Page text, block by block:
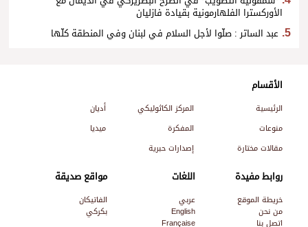
الأوركسترا الفلهارمونية بقيادة فازليان
عبد الساتر : صلّوا لأجل السلام في لبنان وفي المنطقة كلّها
الأقسام
الرئيسية المركز الكاثوليكي
أديان
منوعات
المفكرة
ميديا
مقالات مختارة
إصدارات حبرية
روابط مفيدة
خريطة الموقع
من نحن
اتصل بنا
اللغات
عربي
English
Française
مواقع صديقة
الفاتيكان
بكركي